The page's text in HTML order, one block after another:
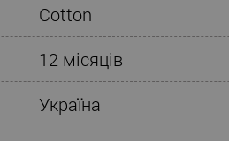
Cotton
12 місяців
Україна